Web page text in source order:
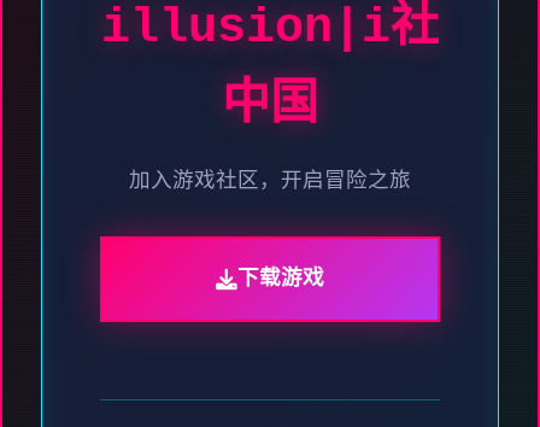
illusion|i社
中国
加入游戏社区，开启冒险之旅
下载游戏